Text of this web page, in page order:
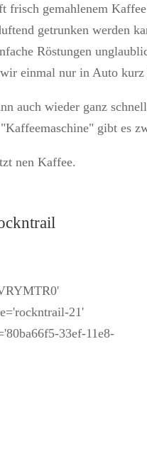
frisch gemahlenem
getrunken werden
Röstungen
einmal nur in Auto
auch wieder ganz
gibt es
nen Kaffee.
21'
33ef-11e8-